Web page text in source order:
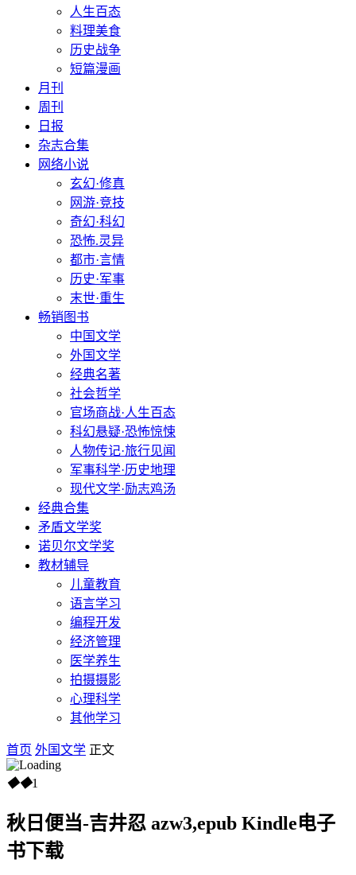
人生百态
料理美食
历史战争
短篇漫画
月刊
周刊
日报
杂志合集
网络小说
玄幻·修真
网游·竞技
奇幻·科幻
恐怖.灵异
都市·言情
历史·军事
末世·重生
畅销图书
中国文学
外国文学
经典名著
社会哲学
官场商战·人生百态
科幻悬疑·恐怖惊悚
人物传记·旅行见闻
军事科学·历史地理
现代文学·励志鸡汤
经典合集
矛盾文学奖
诺贝尔文学奖
教材辅导
儿童教育
语言学习
编程开发
经济管理
医学养生
拍摄摄影
心理科学
其他学习
首页 外国文学 正文
◆◆1
秋日便当-吉井忍 azw3,epub Kindle电子
书下载